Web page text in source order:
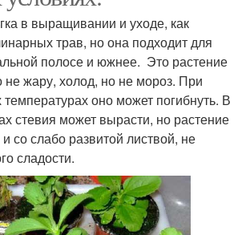
в выращивании и уходе, как
трав, но она подходит для
полосе и южнее. Это растение
не жару, холод, но не мороз. При
температурах оно может погибнуть. В
стевия может вырасти, но растение
со слабо развитой листвой, не
сладости.